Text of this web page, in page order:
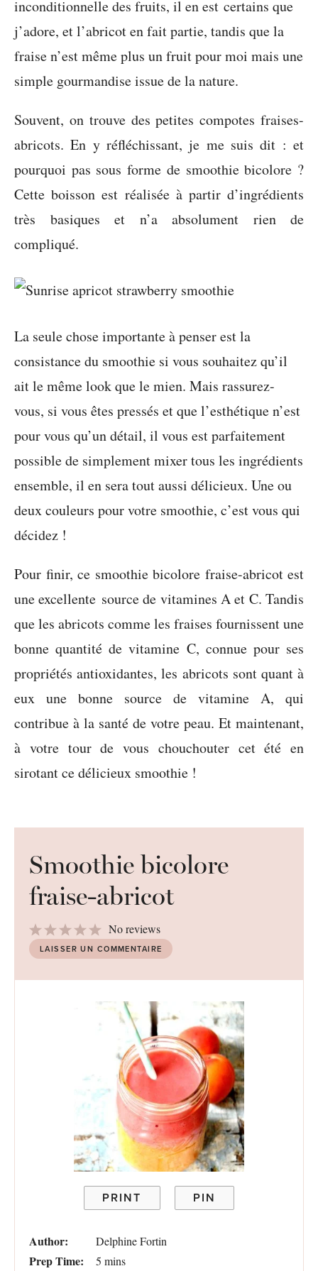
inconditionnelle des fruits, il en est certains que
j’adore, et l’abricot en fait partie, tandis que la
fraise n’est même plus un fruit pour moi mais une
simple gourmandise issue de la nature.
Souvent, on trouve des petites compotes fraises-
abricots. En y réfléchissant, je me suis dit : et
pourquoi pas sous forme de smoothie bicolore ?
Cette boisson est réalisée à partir d’ingrédients
très basiques et n’a absolument rien de
compliqué.
La seule chose importante à penser est la
consistance du smoothie si vous souhaitez qu’il
ait le même look que le mien. Mais rassurez-
vous, si vous êtes pressés et que l’esthétique n’est
pour vous qu’un détail, il vous est parfaitement
possible de simplement mixer tous les ingrédients
ensemble, il en sera tout aussi délicieux. Une ou
deux couleurs pour votre smoothie, c’est vous qui
décidez !
Pour finir, ce smoothie bicolore fraise-abricot est
une excellente source de vitamines A et C. Tandis
que les abricots comme les fraises fournissent une
bonne quantité de vitamine C, connue pour ses
propriétés antioxidantes, les abricots sont quant à
eux une bonne source de vitamine A, qui
contribue à la santé de votre peau. Et maintenant,
à votre tour de vous chouchouter cet été en
sirotant ce délicieux smoothie !
Smoothie bicolore
fraise-abricot
Stars
4
Stars
3
Stars
2
Stars
1
Star
No reviews
LAISSER UN COMMENTAIRE
PRINT PIN
Author: Delphine Fortin
Prep Time: 5 mins